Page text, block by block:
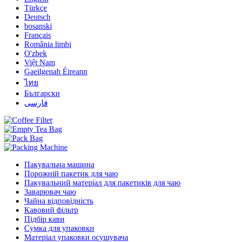
Türkçe
Deutsch
bosanski
Français
România limbi
O'zbek
Việt Nam
Gaeilgenah Éireann
ไทย
Български
فارسی
Пакувальна машина
Порожній пакетик для чаю
Пакувальний матеріал для пакетиків для чаю
Заварювач чаю
Чайна відповідність
Кавовий фільтр
Підбір кави
Сумка для упаковки
Матеріал упаковки осушувача